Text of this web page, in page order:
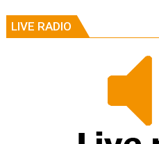
LIVE RADIO